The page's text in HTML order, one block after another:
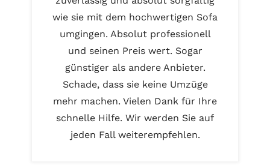
wie sie mit dem hochwertigen Sofa
umgingen. Absolut professionell
und seinen Preis wert. Sogar
günstiger als andere Anbieter.
Schade, dass sie keine Umzüge
mehr machen. Vielen Dank für Ihre
schnelle Hilfe. Wir werden Sie auf
jeden Fall weiterempfehlen.